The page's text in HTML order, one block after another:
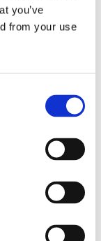
you’ve
from your use